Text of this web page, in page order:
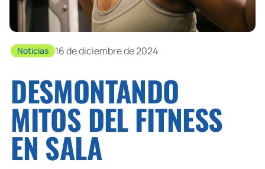
Noticias 16 de diciembre de 2024
DESMONTANDO
MITOS DEL FITNESS
EN SALA